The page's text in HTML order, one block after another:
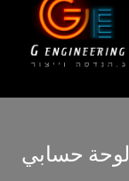
لوحة حسابي